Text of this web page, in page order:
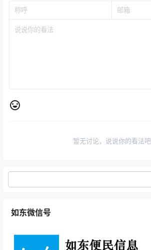
暂无讨论，说说你的看法吧
如东微信号